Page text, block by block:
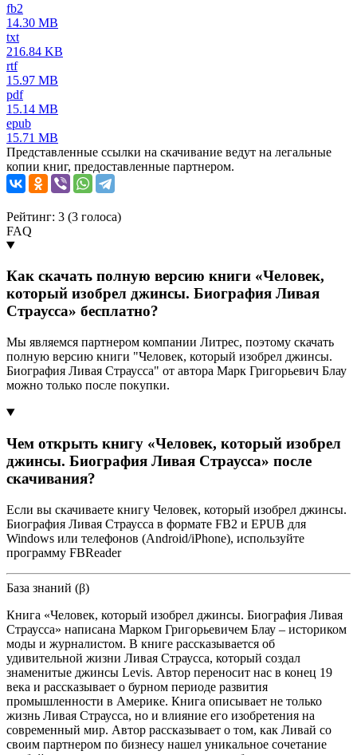
fb2
14.30 MB
txt
216.84 KB
rtf
15.97 MB
pdf
15.14 MB
epub
15.71 MB
Представленные ссылки на скачивание ведут на легальные
копии книг, предоставленные партнером.
Рейтинг: 3 (3 голоса)
FAQ
Как скачать полную версию книги «Человек,
который изобрел джинсы. Биография Ливая
Страусса» бесплатно?
Мы являемся партнером компании Литрес, поэтому скачать
полную версию книги "Человек, который изобрел джинсы.
Биография Ливая Страусса" от автора Марк Григорьевич Блау
можно только после покупки.
Чем открыть книгу «Человек, который изобрел
джинсы. Биография Ливая Страусса» после
скачивания?
Если вы скачиваете книгу Человек, который изобрел джинсы.
Биография Ливая Страусса в формате FB2 и EPUB для
Windows или телефонов (Android/iPhone), используйте
программу FBReader
База знаний (β)
Книга «Человек, который изобрел джинсы. Биография Ливая
Страусса» написана Марком Григорьевичем Блау – историком
моды и журналистом. В книге рассказывается об
удивительной жизни Ливая Страусса, который создал
знаменитые джинсы Levis. Автор переносит нас в конец 19
века и рассказывает о бурном периоде развития
промышленности в Америке. Книга описывает не только
жизнь Ливая Страусса, но и влияние его изобретения на
современный мир. Автор рассказывает о том, как Ливай со
своим партнером по бизнесу нашел уникальное сочетание